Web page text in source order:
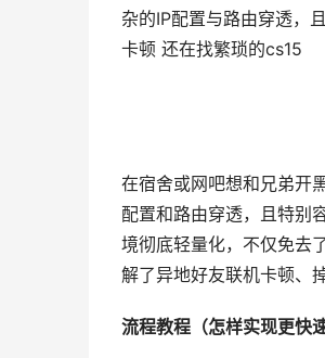
杂的IP配置与路由穿透，
卡顿 还在找繁琐的cs15
在宿舍或网吧想和兄弟开
配置和路由穿透，且特别
境彻底轻量化，不仅免去
解了异地好友联机卡顿、
流程教程（怎样实现更快